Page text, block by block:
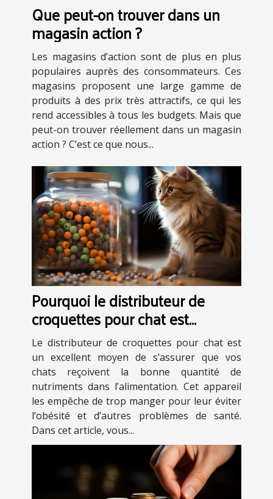
Que peut-on trouver dans un
magasin action ?
Les magasins d’action sont de plus en plus
populaires auprès des consommateurs. Ces
magasins proposent une large gamme de
produits à des prix très attractifs, ce qui les
rend accessibles à tous les budgets. Mais que
peut-on trouver réellement dans un magasin
action ? C’est ce que nous...
Pourquoi le distributeur de
croquettes pour chat est
indispensable?
Le distributeur de croquettes pour chat est
un excellent moyen de s’assurer que vos
chats reçoivent la bonne quantité de
nutriments dans l’alimentation. Cet appareil
les empêche de trop manger pour leur éviter
l’obésité et d’autres problèmes de santé.
Dans cet article, vous...